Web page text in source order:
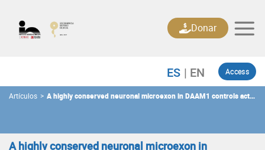
content
Access
Donar
Artículos > A highly conserved neuronal microexon in DAAM1 controls actin
A highly conserved neuronal microexon in